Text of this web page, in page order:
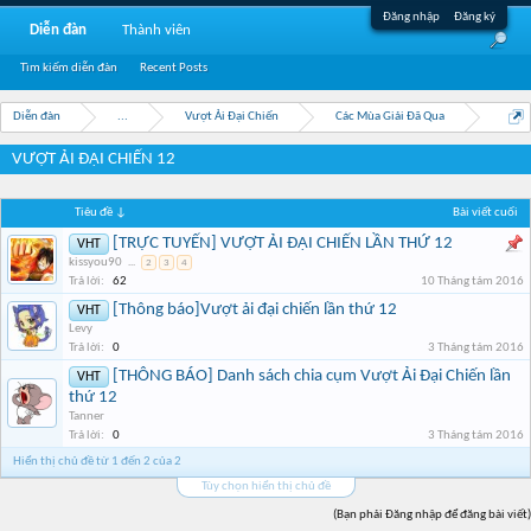
Đăng nhập Đăng ký
Diễn đàn ... Vượt Ải Đại Chiến Các Mùa Giải Đã Qua
VƯỢT ẢI ĐẠI CHIẾN 12
Tiêu đề ↓ Bài viết cuối
VHT [TRỰC TUYẾN] VƯỢT ẢI ĐẠI CHIẾN LẦN THỨ 12
kissyou90 ... 2 3 4
Trả lời: 62 10 Tháng tám 2016
VHT [Thông báo]Vượt ải đại chiến lần thứ 12
Levy
Trả lời:
0 3 Tháng tám 2016
VHT
[THÔNG BÁO] Danh sách chia cụm Vượt Ải Đại Chiến lần
thứ 12
Tanner
Trả lời:
0
3 Tháng tám 2016
Hiển thị chủ đề từ 1 đến 2 của 2
Tùy chọn hiển thị chủ đề
(Bạn phải Đăng nhập để đăng bài viết)
Diễn đàn
Tìm kiếm diễn đàn Recent Posts
Thành viên